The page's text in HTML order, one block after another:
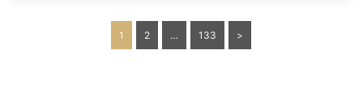
稿
1 2 … 133 >